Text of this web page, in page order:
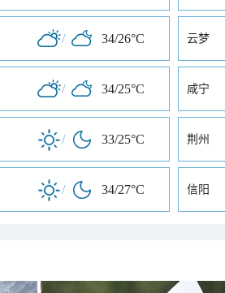
/ 34/26°C 云梦
/ 34/25°C 咸宁
/ 33/25°C 荆州
/ 34/27°C 信阳